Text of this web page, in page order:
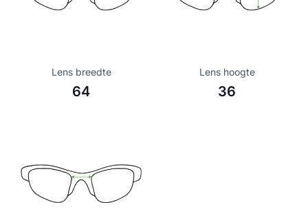
Lens breedte
64
Lens hoogte
36